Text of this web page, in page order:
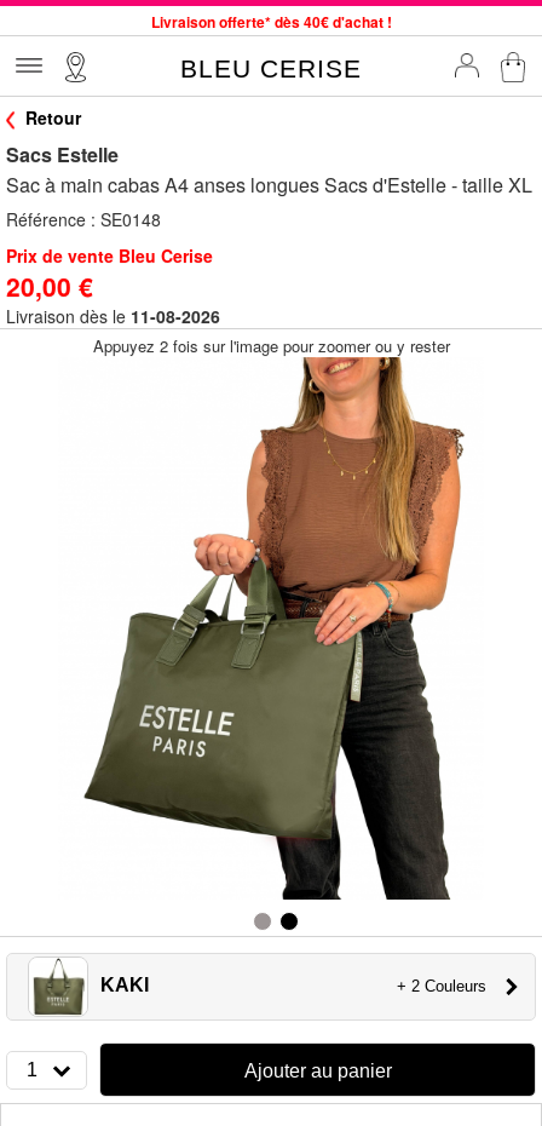
Livraison offerte* dès 40€ d'achat !
Commande avant 12h expédiée le jour même, du lundi au vendredi
Jusqu'à -75% sur le site du 29/07 au 27/08
Samsonite, Delsey, American Tourister, Little Marcel à Prix Bas
BLEU CERISE
Retour
Sacs Estelle
Sac à main cabas A4 anses longues Sacs d'Estelle - taille XL
Référence : SE0148
Prix de vente Bleu Cerise
20,00 €
Livraison dès le 11-08-2026
Appuyez 2 fois sur l'image pour zoomer ou y rester
KAKI + 2 Couleurs
1 Ajouter au panier